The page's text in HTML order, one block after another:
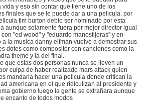
vida y eso sin contar que tiene uno de los
finales que se le puede dar a una pelicula. por
tim burton debio ser nominado por esta
aunque solamente fuera por mejor director igual
con "ed wood" y "eduardo manostijeras" y en
a la musica danny elfman vuelve a demostrar sus
dotes como compositor con canciones como la
theme y la del final.
que estas dos personas nunca se lleven un
culpa de haber realizado mars attack quien
mandaria hacer una pelicula donde critican la
americana en el que ridiculizan al presidente y
gobierno luego la gente se extrañara aunque
encanto de todos modos